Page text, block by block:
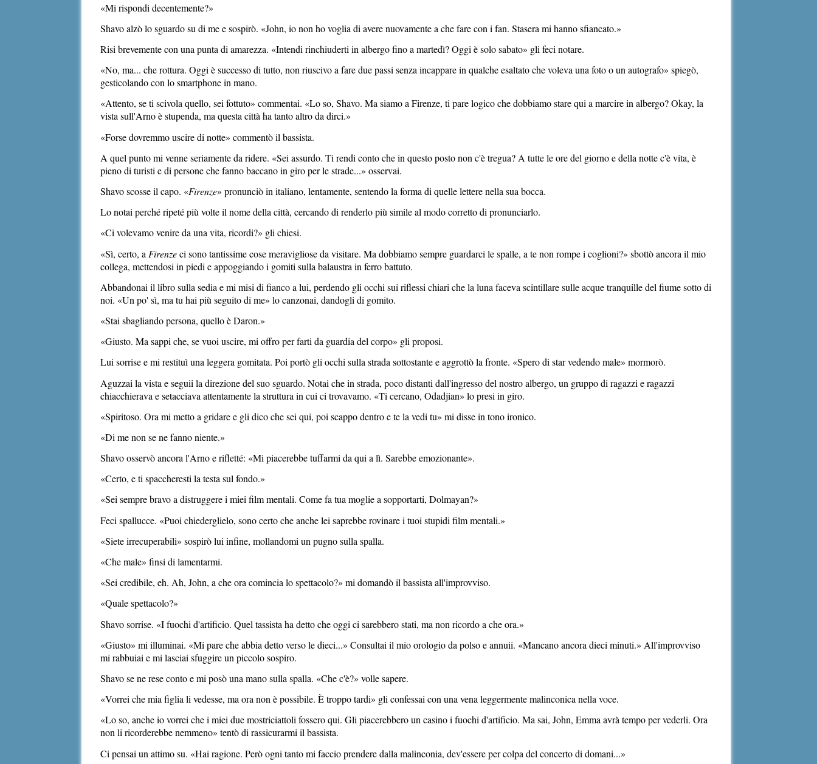
«Mi rispondi decentemente?»
Shavo alzò lo sguardo su di me e sospirò. «John, io non ho voglia di avere nuovamente a che fare con i fan. Stasera mi hanno sfiancato.»
Risi brevemente con una punta di amarezza. «Intendi rinchiuderti in albergo fino a martedì? Oggi è solo sabato» gli feci notare.
«No, ma... che rottura. Oggi è successo di tutto, non riuscivo a fare due passi senza incappare in qualche esaltato che voleva una foto o un autografo» spiegò,
gesticolando con lo smartphone in mano.
«Attento, se ti scivola quello, sei fottuto» commentai. «Lo so, Shavo. Ma siamo a Firenze, ti pare logico che dobbiamo stare qui a marcire in albergo? Okay, la
vista sull'Arno è stupenda, ma questa città ha tanto altro da dirci.»
«Forse dovremmo uscire di notte» commentò il bassista.
A quel punto mi venne seriamente da ridere. «Sei assurdo. Ti rendi conto che in questo posto non c'è tregua? A tutte le ore del giorno e della notte c'è vita, è
pieno di turisti e di persone che fanno baccano in giro per le strade...» osservai.
Shavo scosse il capo. «Firenze» pronunciò in italiano, lentamente, sentendo la forma di quelle lettere nella sua bocca.
Lo notai perché ripeté più volte il nome della città, cercando di renderlo più simile al modo corretto di pronunciarlo.
«Ci volevamo venire da una vita, ricordi?» gli chiesi.
«Sì, certo, a Firenzeci sono tantissime cose meravigliose da visitare. Ma dobbiamo sempre guardarci le spalle, a te non rompe i coglioni?» sbottò ancora il mio
collega, mettendosi in piedi e appoggiando i gomiti sulla balaustra in ferro battuto.
Abbandonai il libro sulla sedia e mi misi di fianco a lui, perdendo gli occhi sui riflessi chiari che la luna faceva scintillare sulle acque tranquille del fiume sotto di
noi. «Un po' sì, ma tu hai più seguito di me» lo canzonai, dandogli di gomito.
«Stai sbagliando persona, quello è Daron.»
«Giusto. Ma sappi che, se vuoi uscire, mi offro per farti da guardia del corpo» gli proposi.
Lui sorrise e mi restituì una leggera gomitata. Poi portò gli occhi sulla strada sottostante e aggrottò la fronte. «Spero di star vedendo male» mormorò.
Aguzzai la vista e seguii la direzione del suo sguardo. Notai che in strada, poco distanti dall'ingresso del nostro albergo, un gruppo di ragazzi e ragazzi
chiacchierava e setacciava attentamente la struttura in cui ci trovavamo. «Ti cercano, Odadjian» lo presi in giro.
«Spiritoso. Ora mi metto a gridare e gli dico che sei qui, poi scappo dentro e te la vedi tu» mi disse in tono ironico.
«Di me non se ne fanno niente.»
Shavo osservò ancora l'Arno e rifletté: «Mi piacerebbe tuffarmi da qui a lì. Sarebbe emozionante».
«Certo, e ti spaccheresti la testa sul fondo.»
«Sei sempre bravo a distruggere i miei film mentali. Come fa tua moglie a sopportarti, Dolmayan?»
Feci spallucce. «Puoi chiederglielo, sono certo che anche lei saprebbe rovinare i tuoi stupidi film mentali.»
«Siete irrecuperabili» sospirò lui infine, mollandomi un pugno sulla spalla.
«Che male» finsi di lamentarmi.
«Sei credibile, eh. Ah, John, a che ora comincia lo spettacolo?» mi domandò il bassista all'improvviso.
«Quale spettacolo?»
Shavo sorrise. «I fuochi d'artificio. Quel tassista ha detto che oggi ci sarebbero stati, ma non ricordo a che ora.»
«Giusto» mi illuminai. «Mi pare che abbia dettoverso le dieci...» Consultai il mio orologio da polso e annuii. «Mancano ancora dieci minuti.» All'improvviso
mi rabbuiai e mi lasciai sfuggire un piccolo sospiro.
Shavo se ne rese conto e mi posò una mano sulla spalla. «Che c'è?» volle sapere.
«Vorrei che mia figlia li vedesse, ma ora non è possibile. È troppo tardi» gli confessai con una vena leggermente malinconica nella voce.
«Lo so, anche io vorrei che i miei due mostriciattoli fossero qui. Gli piacerebbero un casino i fuochi d'artificio. Ma sai, John, Emma avrà tempo per vederli. Ora
non li ricorderebbe nemmeno» tentò di rassicurarmi il bassista.
Ci pensai un attimo su. «Hai ragione. Però ogni tanto mi faccio prendere dalla malinconia, dev'essere per colpa del concerto di domani...»